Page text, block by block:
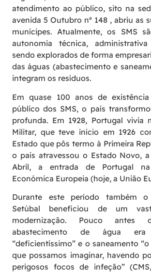
atendimento ao público, sito na
avenida 5 Outubro nº 148 , abriu as
munícipes. Atualmente, os SMS
autonomia técnica,
sendo explorados de forma
das águas (abastecimento e
integram os resíduos.
Em quase 100 anos de
público dos SMS, o país
profunda. Em 1928, Portugal vivia
Militar, que teve início em 1926
Estado que pôs termo à Primeira
o país atravessou o Estado Novo,
Abril, a entrada de Portugal na
Económica Europeia (hoje, a União
Durante este período também
Setúbal beneficiou de um
modernização. Pouco
abastecimento de água era
“deficientíssimo” e o saneamento
que possamos imaginar, havendo
perigosos focos de infeção”